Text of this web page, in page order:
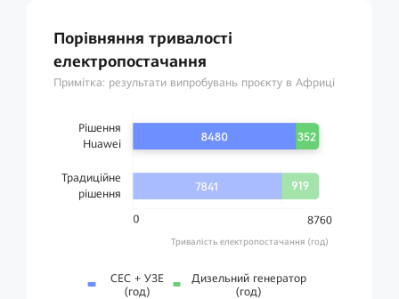
Порівняння тривалості
електропостачання
Примітка: результати випробувань проєкту в Африці
Рішення
Huawei
Традиційне
рішення
Тривалість електропостачання (год)
СЕС + УЗЕ
(год)
Дизельний генератор
(год)